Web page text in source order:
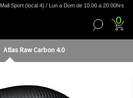
Mall Sport (local 4) / Lun a Dom de 10:00 a 20:00hrs
0
Atlas Raw Carbon 4.0